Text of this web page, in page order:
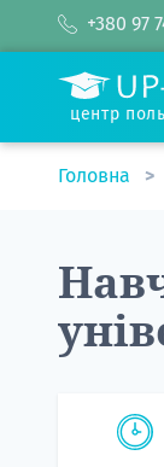
+380 97
центр
Головна